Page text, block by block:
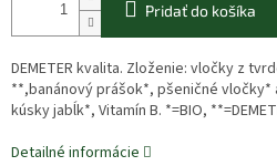
Pridať do košíka
DEMETER kvalita. Zloženie: vločky z
**,banánový prášok*, pšeničné
kúsky jabĺk*, Vitamín B. *=BIO,
Detailné informácie